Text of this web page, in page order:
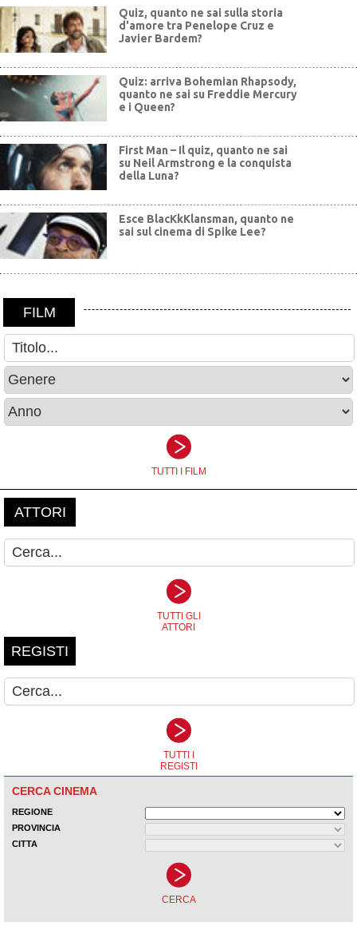
Quiz, quanto ne sai sulla storia
d'amore tra Penelope Cruz e
Javier Bardem?
Quiz: arriva Bohemian Rhapsody,
quanto ne sai su Freddie Mercury
e i Queen?
First Man – Il quiz, quanto ne sai
su Neil Armstrong e la conquista
della Luna?
Esce BlacKkKlansman, quanto ne
sai sul cinema di Spike Lee?